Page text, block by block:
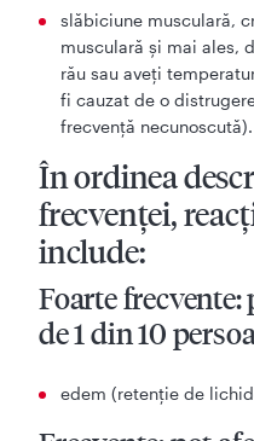
slăbiciune musculară,
musculară și mai ales,
rău sau aveți
fi cauzat de o
frecvență necunoscută).
În ordinea
frecvenţei,
include:
Foarte
de 1 din 10
edem (retenție de